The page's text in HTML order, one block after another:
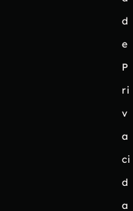
d
e
P
ri
v
a
ci
d
a